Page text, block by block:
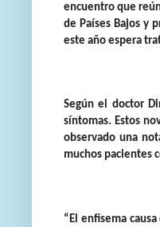
encuentro que
de Países Bajosy
este año espera
Según el doctor
síntomas. Estos
observado una
muchos pacientes
“El enfisema